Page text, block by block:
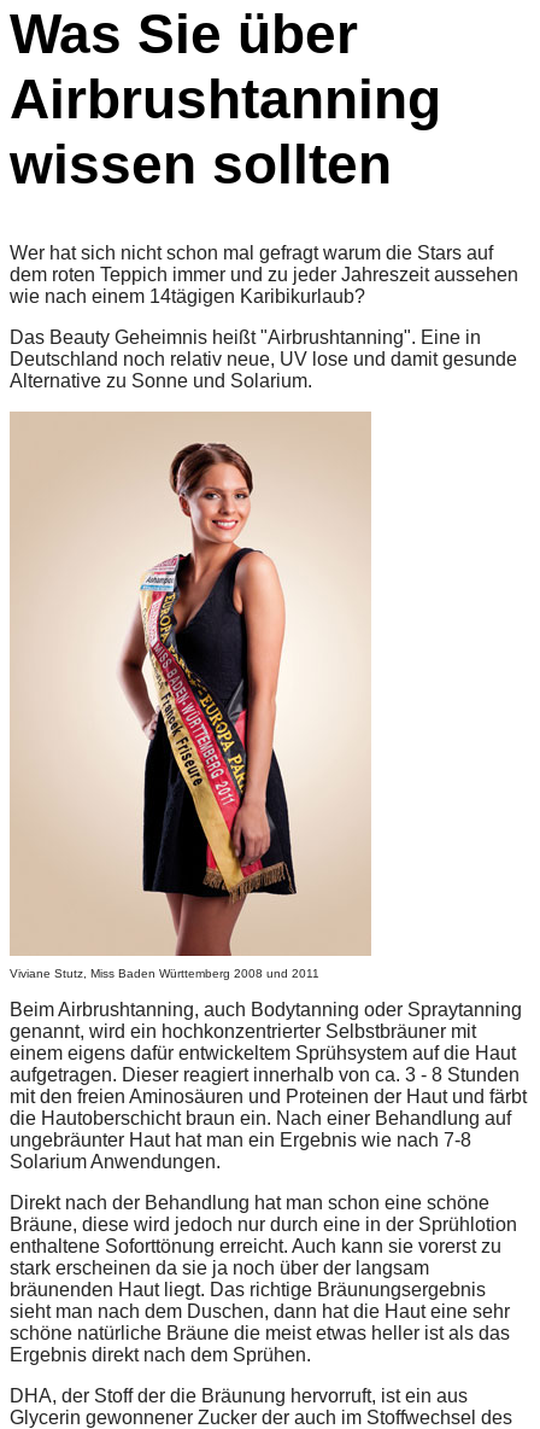
Was Sie über
Airbrushtanning
wissen sollten
Wer hat sich nicht schon mal gefragt warum die Stars auf
dem roten Teppich immer und zu jeder Jahreszeit aussehen
wie nach einem 14tägigen Karibikurlaub?
Das Beauty Geheimnis heißt "Airbrushtanning". Eine in
Deutschland noch relativ neue, UV lose und damit gesunde
Alternative zu Sonne und Solarium.
Viviane Stutz, Miss Baden Württemberg 2008 und 2011
Beim Airbrushtanning, auch Bodytanning oder Spraytanning
genannt, wird ein hochkonzentrierter Selbstbräuner mit
einem eigens dafür entwickeltem Sprühsystem auf die Haut
aufgetragen. Dieser reagiert innerhalb von ca. 3 - 8 Stunden
mit den freien Aminosäuren und Proteinen der Haut und färbt
die Hautoberschicht braun ein. Nach einer Behandlung auf
ungebräunter Haut hat man ein Ergebnis wie nach 7-8
Solarium Anwendungen.
Direkt nach der Behandlung hat man schon eine schöne
Bräune, diese wird jedoch nur durch eine in der Sprühlotion
enthaltene Soforttönung erreicht. Auch kann sie vorerst zu
stark erscheinen da sie ja noch über der langsam
bräunenden Haut liegt. Das richtige Bräunungsergebnis
sieht man nach dem Duschen, dann hat die Haut eine sehr
schöne natürliche Bräune die meist etwas heller ist als das
Ergebnis direkt nach dem Sprühen.
DHA, der Stoff der die Bräunung hervorruft, ist ein aus
Glycerin gewonnener Zucker der auch im Stoffwechsel des